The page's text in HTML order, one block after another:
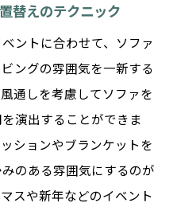
替えのテクニック
ントに合わせて、ソファ
ングの雰囲気を一新する
通しを考慮してソファを
演出することができま
ションやブランケットを
のある雰囲気にするのが
スや新年などのイベント